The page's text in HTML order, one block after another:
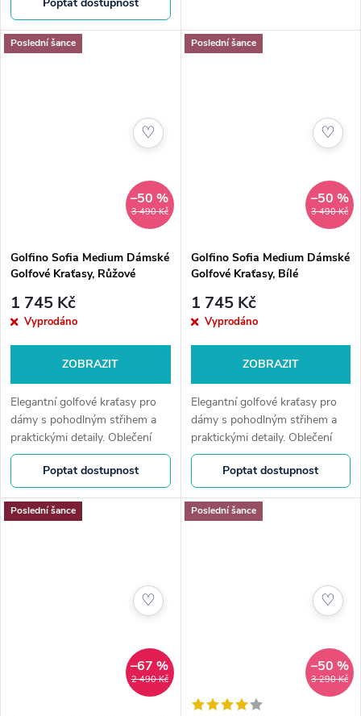
Poslední šance
3 490 Kč
–50 %
Golfino Sofia Medium Dámské
Golfové Kraťasy, Růžové
1 745 Kč
Vyprodáno
ZOBRAZIT
Elegantní golfové kraťasy pro
dámy s pohodlným střihem a
praktickými detaily. Oblečení
pro golfistky, které nezklame
ani mimo hřiště.
Poptat dostupnost
♡
Poslední šance
3 490 Kč
–50 %
Golfino Sofia Medium Dámské
Golfové Kraťasy, Bílé
1 745 Kč
Vyprodáno
ZOBRAZIT
Elegantní golfové kraťasy pro
dámy s pohodlným střihem a
praktickými detaily. Oblečení
pro golfistky, které nezklame
ani mimo hřiště.
Poptat dostupnost
♡
Poslední šance
2 490 Kč
–67 %
♡
Poslední šance
3 290 Kč
–50 %
♡